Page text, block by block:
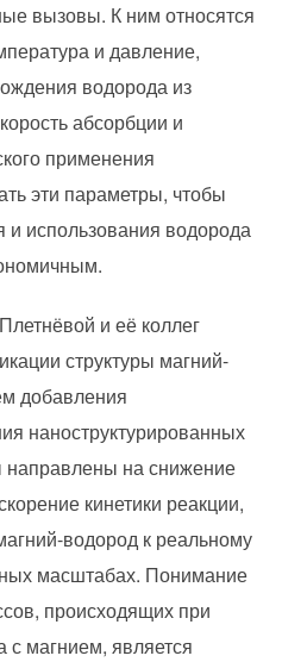
вызовы. К ним относятся
и давление,
водорода из
абсорбции и
применения
эти параметры, чтобы
и использования водорода
и её коллег
структуры магний-
добавления
наноструктурированных
на снижение
кинетики реакции,
водород к реальному
масштабах. Понимание
происходящих при
с магнием, является